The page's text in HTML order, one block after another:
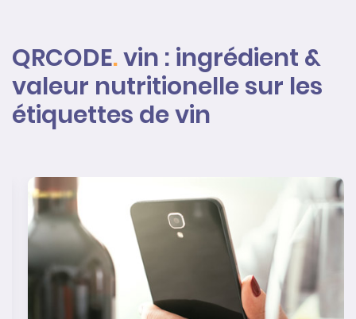
QRCODE.vin : ingrédient &
valeur nutritionelle sur les
étiquettes de vin